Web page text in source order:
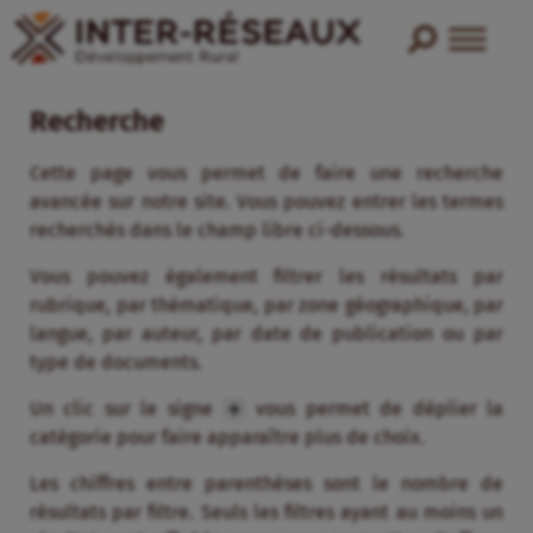
Recherche
Cette page vous permet de faire une recherche
avancée sur notre site. Vous pouvez entrer les termes
recherchés dans le champ libre ci-dessous.
Vous pouvez également filtrer les résultats par
rubrique, par thématique, par zone géographique, par
langue, par auteur, par date de publication ou par
type de documents.
Un clic sur le signe
vous permet de déplier la
catégorie pour faire apparaître plus de choix.
Les chiffres entre parenthèses sont le nombre de
résultats par filtre. Seuls les filtres ayant au moins un